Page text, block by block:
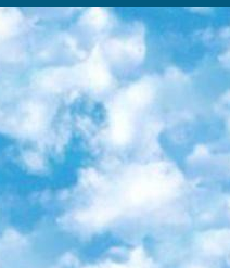
предметов — физика, биология, химия, информационные технологии и другие. К некоторым лекциям администрация ресурса прилагает готовые конспекты, которые можно скачивать в PDF-формате. 4. ITMOcourses Онлайн-площадка Санкт-Петербургского национального исследовательского университета информационных технологий, механики и оптики (ИТМО). Ресурс предоставляет свободный доступ к курсам, разработанным в этом вузе. Каталог материалов разбит на четыре категории: «Оптические системы и технологии», «Приборостроение и робототехника», «Информационные технологии» и «Биотехнологии». Курсы состоят из видеолекций, интерактивных демонстраций и заданий. 5. «КиберЛенинка» Электронная научная библиотека открытого доступа. Каталог площадки регулярно обрастает текстами статей из различных научных изданий. Сгруппированные по журналам и рубрикам публикации можно читать онлайн или скачивать целиком в PDF-формате. Проект нацелен на популяризацию науки за счёт открытого доступа к качественной информации. 6. «ПостНаука» На этом ресурсе публикуют подборки видеолекций, составленные экспертами из разных отраслей и объединённые общими темами. Среди них, к примеру, есть серии «Биоинформатика и геномика», «Культура средневековой Скандинавии» и Cinema Studies о теории кино. Каждая подборка лекций — логически связанная история, рассказанная экспертом от первого лица. Кроме того, на сайте появляются научно-образовательные статьи и тесты на разные темы. 7. «Newочём» Команда проекта «Newочём» отбирает самые интересные тексты из англоязычных СМИ и переводит те из них, за которые голосуют участники сообщества «ВКонтакте». По большей части это научно-популярные статьи. Редакторы придумывают лишь заголовки, в остальном содержание переводов соответствует оригиналам. Полные тексты можно читать прямо в социальной сети. 8. InternetUrok Онлайн-база материалов по основным дисциплинам школьной программы. Информация на сайте структурирована по классам, предметам и темам (урокам). Каждый урок состоит из видеолекций и конспектов. Есть также интерактивные тренажёры и тесты для закрепления пройденного материала. Даже если вы давно окончили школу, возможность повторить программу старших классов всегда может пригодиться. 9. Edutainme Ещё один ресурс об образовании. В отличие от Newtonew, как мне кажется, Edutainme больше ориентируется на представителей индустрии: педагогов, предпринимателей, разработчиков образовательных проектов. Но и любой, кто просто стремится к саморазвитию, найдёт на сайте много полезного и интересного для себя. Например, информацию о новых курсах и образовательных сервисах. 10. Newtonew Онлайн-медиа об образовании и обучении в широком смысле. Авторы Newtonew пишут об инструментах, заведениях, тактиках и стратегиях, которые помогают учить других и получать новые знания самостоятельно. На этой площадке вы найдёте новости, обзоры, аналитические мат